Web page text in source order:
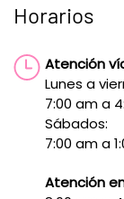
Horarios
Atención
Lunes a
7:00 am a
Sábados:
7:00 am a
Atención